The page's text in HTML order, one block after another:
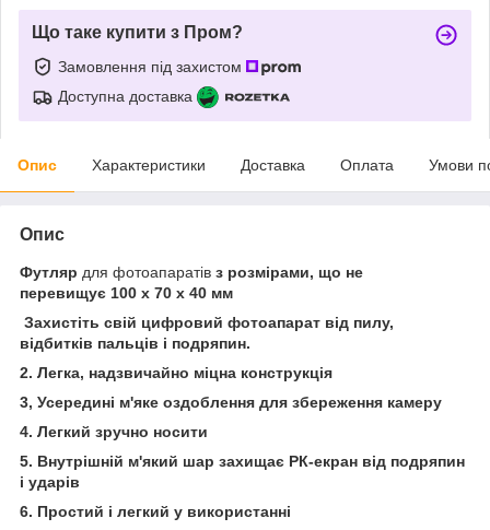
Що таке купити з Пром?
Замовлення під захистом
Доступна доставка
Опис Характеристики Доставка Оплата Умови
Опис
Футляр для фотоапаратів з розмірами, що не
перевищує 100 х 70 х 40 мм
Захистіть свій цифровий фотоапарат від пилу,
відбитків пальців і подряпин.
2. Легка, надзвичайно міцна конструкція
3, Усередині м'яке оздоблення для збереження камеру
4. Легкий зручно носити
5. Внутрішній м'який шар захищає РК-екран від подряпин
і ударів
6. Простий і легкий у використанні